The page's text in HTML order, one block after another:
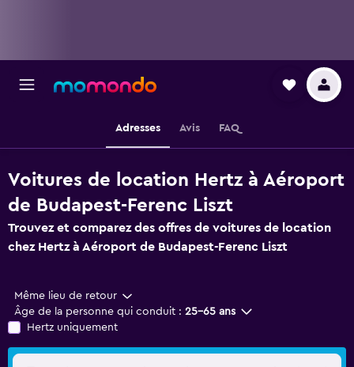
Adresses Avis FAQ
Voitures de location Hertz à Aéroport
de Budapest-Ferenc Liszt
Trouvez et comparez des offres de voitures de location
chez Hertz à Aéroport de Budapest-Ferenc Liszt
Même lieu de retour
Âge de la personne qui conduit : 25-65 ans
Hertz uniquement